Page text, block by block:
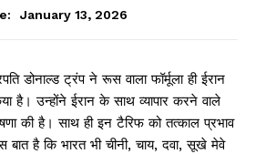
January 13, 2026
डोनाल्ड ट्रंप ने रूस वाला फॉर्मूला ही ईरान
है। उन्होंने ईरान के साथ व्यापार करने वाले
की है। साथ ही इन टैरिफ को तत्काल प्रभाव
बात है कि भारत भी चीनी, चाय, दवा, सूखे मेवे